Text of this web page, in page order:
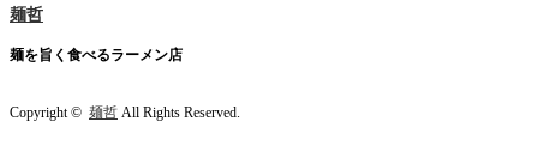
麺哲
麺を旨く食べるラーメン店
Copyright © 麺哲 All Rights Reserved.